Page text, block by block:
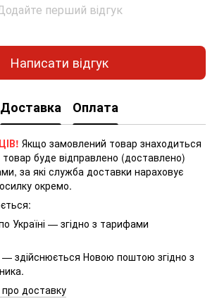
перший відгук
Написати відгук
Доставка Оплата
Якщо замовлений товар знаходиться
товар буде відправлено (доставлено)
за які служба доставки нараховує
окремо.
Україні — згідно з тарифами
здійснюється Новою поштою згідно з
про доставку